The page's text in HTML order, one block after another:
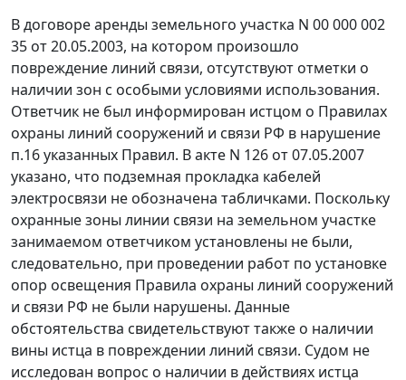
В договоре аренды земельного участка N 00 000 002
35 от 20.05.2003, на котором произошло
повреждение линий связи, отсутствуют отметки о
наличии зон с особыми условиями использования.
Ответчик не был информирован истцом о Правилах
охраны линий сооружений и связи РФ в нарушение
п.16 указанных Правил. В акте N 126 от 07.05.2007
указано, что подземная прокладка кабелей
электросвязи не обозначена табличками. Поскольку
охранные зоны линии связи на земельном участке
занимаемом ответчиком установлены не были,
следовательно, при проведении работ по установке
опор освещения Правила охраны линий сооружений
и связи РФ не были нарушены. Данные
обстоятельства свидетельствуют также о наличии
вины истца в повреждении линий связи. Судом не
исследован вопрос о наличии в действиях истца